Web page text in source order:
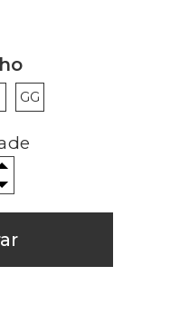
GG